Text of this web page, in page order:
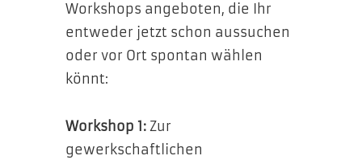
Workshops angeboten, die Ihr
entweder jetzt schon aussuchen
oder vor Ort spontan wählen
könnt:
Workshop 1:Zur
gewerkschaftlichen